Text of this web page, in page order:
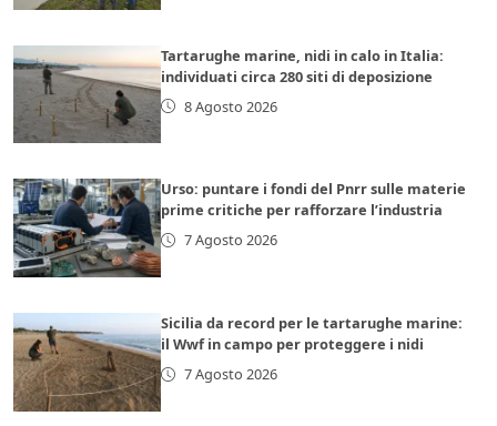
Tartarughe marine, nidi in calo in Italia:
individuati circa 280 siti di deposizione
8 Agosto 2026
Urso: puntare i fondi del Pnrr sulle materie
prime critiche per rafforzare l’industria
7 Agosto 2026
Sicilia da record per le tartarughe marine:
il Wwf in campo per proteggere i nidi
7 Agosto 2026